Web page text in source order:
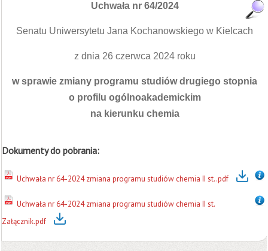
Uchwała nr 64/2024
Senatu Uniwersytetu Jana Kochanowskiego w Kielcach
z dnia 26 czerwca 2024 roku
w sprawie zmiany programu studiów drugiego stopnia
o profilu ogólnoakademickim
na kierunku chemia
Dokumenty do pobrania:
Uchwała nr 64-2024 zmiana programu studiów chemia II st..pdf
Uchwała nr 64-2024 zmiana programu studiów chemia II st.
Załącznik.pdf